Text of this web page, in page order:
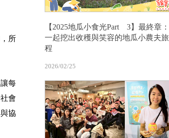
所
每
會
協
【2025地瓜小食光Part 3】最終章：
一起挖出收穫與笑容的地瓜小農夫旅
程
2026/02/25